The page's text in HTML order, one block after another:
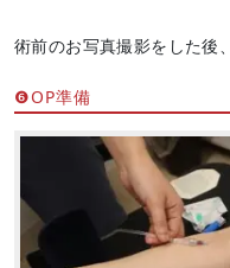
術前のお写真撮影をした後
❻OP準備